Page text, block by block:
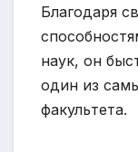
Благодаря
наук, он
один из
факультета.